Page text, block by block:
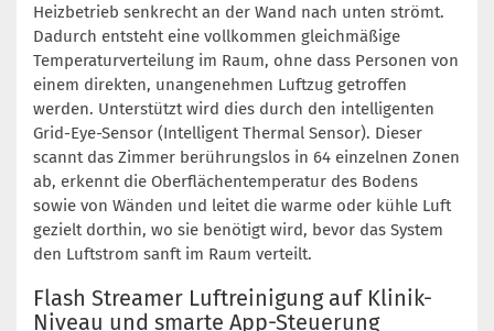
Heizbetrieb senkrecht an der Wand nach unten strömt.
Dadurch entsteht eine vollkommen gleichmäßige
Temperaturverteilung im Raum, ohne dass Personen von
einem direkten, unangenehmen Luftzug getroffen
werden. Unterstützt wird dies durch den intelligenten
Grid-Eye-Sensor (Intelligent Thermal Sensor). Dieser
scannt das Zimmer berührungslos in 64 einzelnen Zonen
ab, erkennt die Oberflächentemperatur des Bodens
sowie von Wänden und leitet die warme oder kühle Luft
gezielt dorthin, wo sie benötigt wird, bevor das System
den Luftstrom sanft im Raum verteilt.
Flash Streamer Luftreinigung auf Klinik-
Niveau und smarte App-Steuerung